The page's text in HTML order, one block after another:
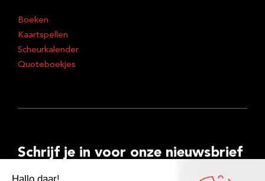
Boeken
Kaartspellen
Scheurkalender
Quoteboekjes
Schrijf je in voor onze nieuwsbrief